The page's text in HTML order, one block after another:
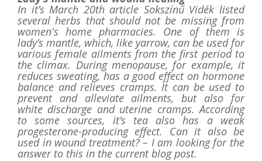
In it’s March 20th article Sokszínű Vidék listed
several herbs that should not be missing from
women's home pharmacies. One of them is
lady’s mantle, which, like yarrow, can be used for
various female ailments from the first period to
the climax. During menopause, for example, it
reduces sweating, has a good effect on hormone
balance and relieves cramps. It can be used to
prevent and alleviate ailments, but also for
white discharge and uterine cramps. According
to some sources, it’s tea also has a weak
progesterone-producing effect. Can it also be
used in wound treatment? – I am looking for the
answer to this in the current blog post.